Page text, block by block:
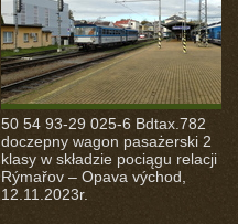
50 54 93-29 025-6 Bdtax.782
doczepny wagon pasażerski 2
klasy w składzie pociągu relacji
Rýmařov – Opava východ,
12.11.2023r.